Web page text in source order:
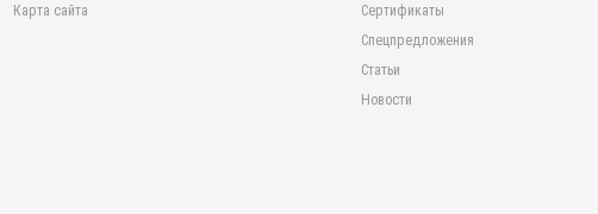
Карта сайта
Сертификаты
Спецпредложения
Статьи
Новости